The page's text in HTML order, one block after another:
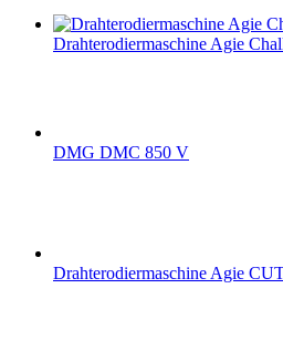
Drahterodiermaschine Agie
DMG DMC 850 V
Drahterodiermaschine Agie